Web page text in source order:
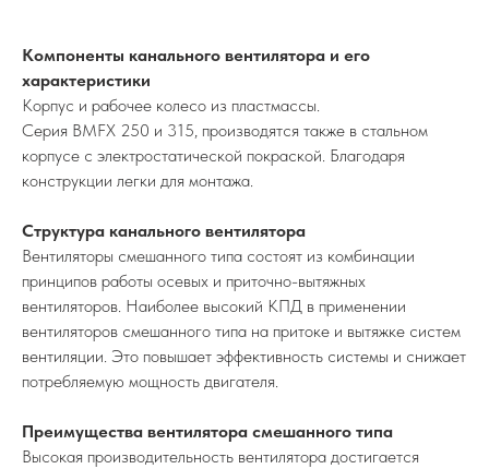
Компоненты канального вентилятора и его
характеристики
Корпус и рабочее колесо из пластмассы.
Серия BMFX 250 и 315, производятся также в стальном
корпусе с электростатической покраской. Благодаря
конструкции легки для монтажа.
Структура канального вентилятора
Вентиляторы смешанного типа состоят из комбинации
принципов работы осевых и приточно-вытяжных
вентиляторов. Наиболее высокий КПД в применении
вентиляторов смешанного типа на притоке и вытяжке систем
вентиляции. Это повышает эффективность системы и снижает
потребляемую мощность двигателя.
Преимущества вентилятора смешанного типа
Высокая производительность вентилятора достигается